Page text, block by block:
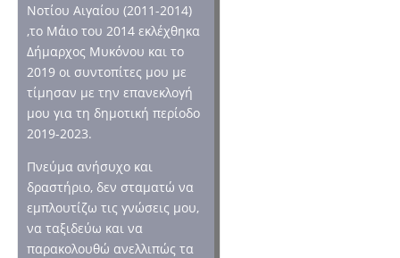
Νοτίου Αιγαίου (2011-2014)
,το Μάιο του 2014 εκλέχθηκα
Δήμαρχος Μυκόνου και το
2019 οι συντοπίτες μου με
τίμησαν με την επανεκλογή
μου για τη δημοτική περίοδο
2019-2023.
Πνεύμα ανήσυχο και
δραστήριο, δεν σταματώ να
εμπλουτίζω τις γνώσεις μου,
να ταξιδεύω και να
παρακολουθώ ανελλιπώς τα